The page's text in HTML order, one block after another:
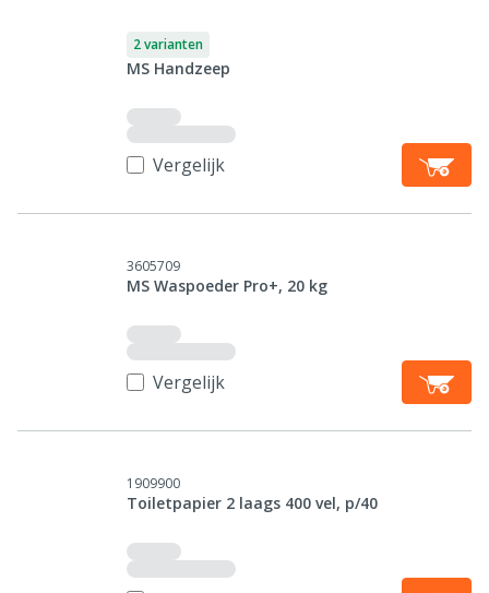
2 varianten
MS Handzeep
Vergelijk
3605709
MS Waspoeder Pro+, 20 kg
Vergelijk
1909900
Toiletpapier 2 laags 400 vel, p/40